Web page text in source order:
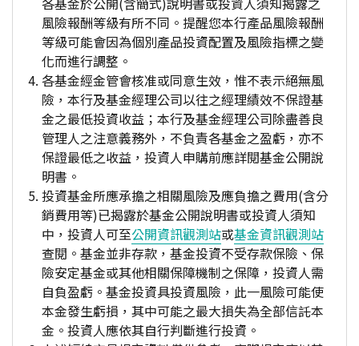
風險報酬等級有所不同。提醒您本行產品風險報酬
等級可能會因為個別產品投資配置及風險指標之變
化而進行調整。
各基金經金管會核准或同意生效，惟不表示絕無風
險，本行及基金經理公司以往之經理績效不保證基
金之最低投資收益；本行及基金經理公司除盡善良
管理人之注意義務外，不負責各基金之盈虧，亦不
保證最低之收益，投資人申購前應詳閱基金公開說
明書。
投資基金所應承擔之相關風險及應負擔之費用(含分
銷費用等)已揭露於基金公開說明書或投資人須知
中，投資人可至公開資訊觀測站或基金資訊觀測站
查閱。基金並非存款，基金投資不受存款保險、保
險安定基金或其他相關保障機制之保障，投資人需
自負盈虧。基金投資具投資風險，此一風險可能使
本金發生虧損，其中可能之最大損失為全部信託本
金。投資人應依其自行判斷進行投資。